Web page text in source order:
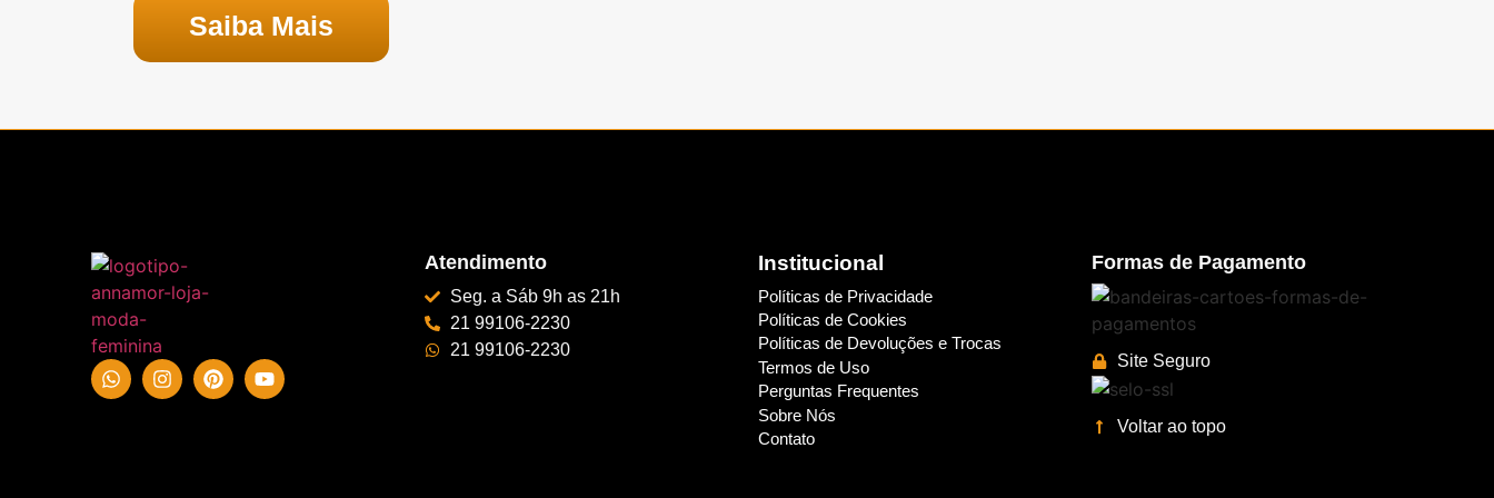
Saiba Mais
Atendimento
Seg. a Sáb 9h as 21h
21 99106-2230
21 99106-2230
Institucional
Políticas de Privacidade
Políticas de Cookies
Políticas de Devoluções e Trocas
Termos de Uso
Perguntas Frequentes
Sobre Nós
Contato
Formas de Pagamento
Site Seguro
Voltar ao topo